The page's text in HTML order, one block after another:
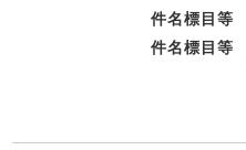
件名標目等
件名標目等